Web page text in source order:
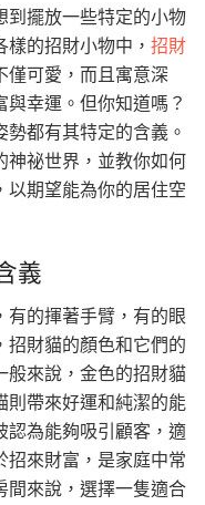
到擺放一些特定的小物
樣的招財小物中， 招財
僅可愛，而且寓意深
幸運。但你知道嗎？
都有其特定的含義。
神祕世界，並教你如何
以期望能為你的居住空
義
有的揮著手臂，有的眼
招財貓的顏色和它們的
般來說，金色的招財貓
則帶來好運和純潔的能
認為能夠吸引顧客，適
招來財富，是家庭中常
間來說，選擇一隻適合